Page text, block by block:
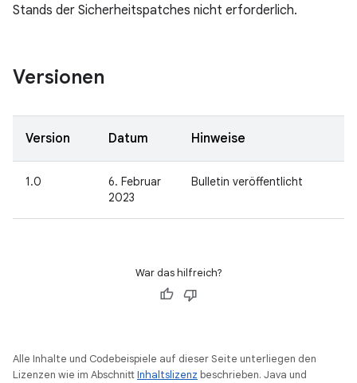
Stands der Sicherheitspatches nicht erforderlich.
Versionen
Version Datum Hinweise
1.0
6. Februar
2023
Bulletin veröffentlicht
War das hilfreich?
Alle Inhalte und Codebeispiele auf dieser Seite unterliegen den
Lizenzen wie im AbschnittInhaltslizenz beschrieben. Java und